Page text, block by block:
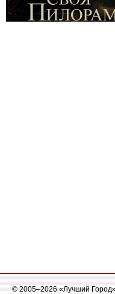
© 2005–2026 «Лучший